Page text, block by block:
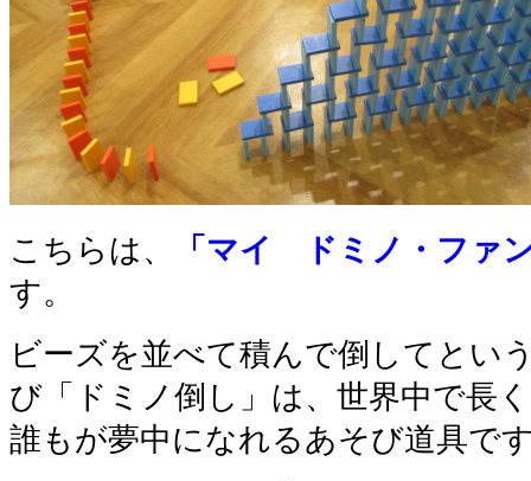
こちらは、
「マイ ドミノ・ファ
す。
ビーズを並べて積んで倒してとい
び「ドミノ倒し」は、世界中で長
誰もが夢中になれるあそび道具で